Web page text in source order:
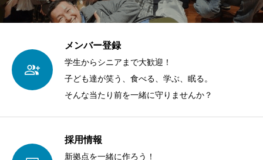
メンバー登録
学生からシニアまで大歓迎！
子ども達が笑う、食べる、学ぶ、眠る。
そんな当たり前を一緒に守りませんか？
採用情報
新拠点を一緒に作ろう！